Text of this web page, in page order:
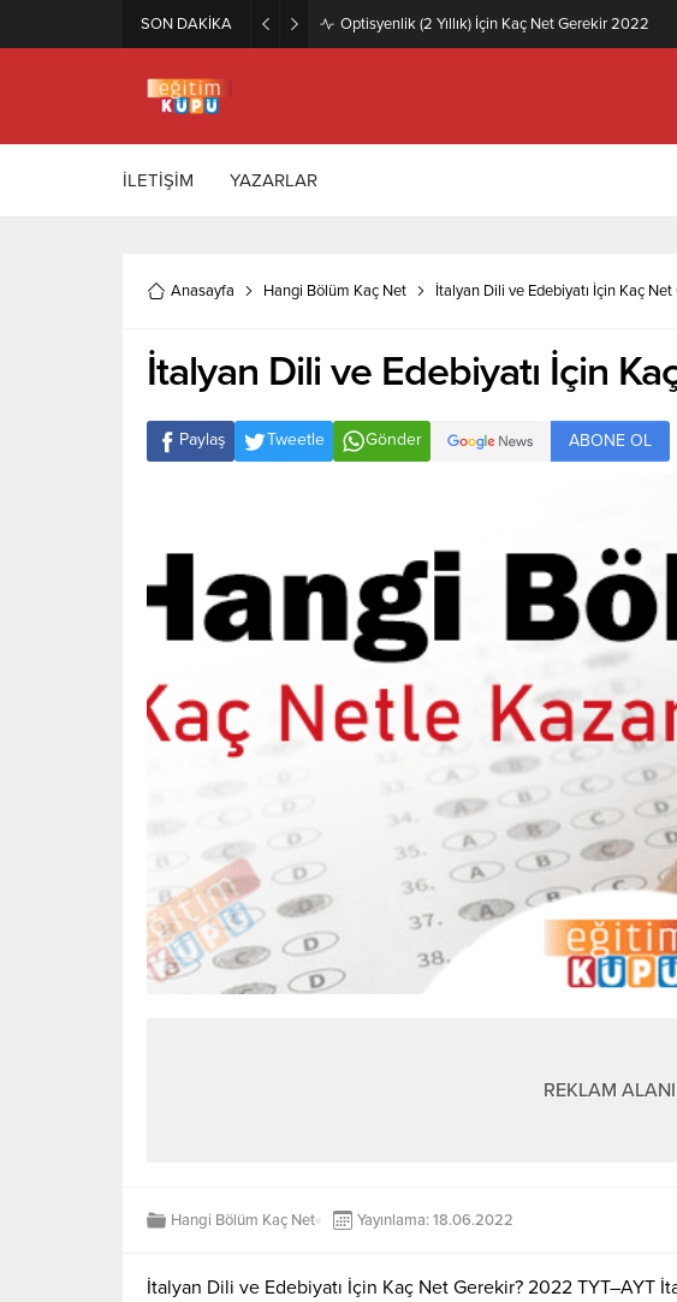
SON DAKİKA Zeytincilik ve Zeytin İşleme Teknolojisi (2 Yıllık)
İLETİŞİM YAZARLAR
Anasayfa Hangi Bölüm Kaç Net İtalyan Dili ve Edebiyatı İçin Kaç
İtalyan Dili ve Edebiyatı İçin
Paylaş Tweetle Gönder ABONE OL
REKLAM ALANI
Hangi Bölüm Kaç Net Yayınlama: 18.06.2022
İtalyan Dili ve Edebiyatı İçin Kaç Net Gerekir? 2022 TYT–AYT